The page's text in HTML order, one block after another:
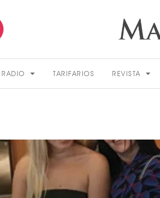
RADIO TARIFARIOS REVISTA